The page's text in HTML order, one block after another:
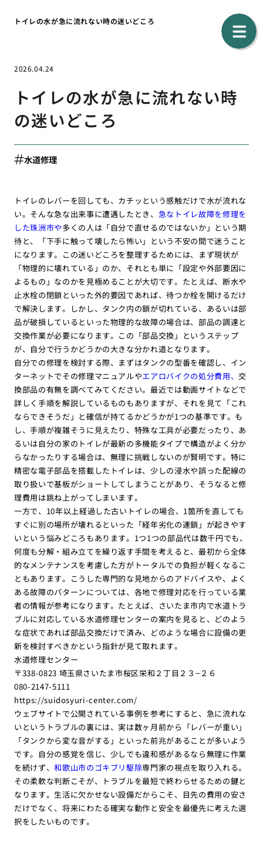
トイレの水が急に流れない時の迷いどころ
2026.04.24
トイレの水が急に流れない時
の迷いどころ
水道修理
トイレのレバーを回しても、カチッという感触だけで水が流れな
い。そんな急な出来事に遭遇したとき、 急なトイレ故障を修理を
した珠洲市や多くの人は「自分で直せるのではないか」という期
待と、「下手に触って壊したら怖い」という不安の間で迷うこと
になります。この迷いどころを整理するためには、まず現状が
「物理的に壊れている」のか、それとも単に「設定や外部要因に
よるもの」なのかを見極めることが大切です。たとえば、断水や
止水栓の閉鎖といった外的要因であれば、待つか栓を開けるだけ
で解決します。しかし、タンク内の鎖が切れている、あるいは部
品が破損しているといった物理的な故障の場合は、部品の調達と
交換作業が必要になります。この「部品交換」というステップ
が、自分で行うかどうかの大きな分かれ道となります。
自分での修理を検討する際、まずはタンクの型番を確認し、イン
ターネットでその修理マニュアルやエアロバイクの処分費用、交
換部品の有無を調べてみてください。最近では動画サイトなどで
詳しく手順を解説しているものもありますが、それを見て「これ
ならできそうだ」と確信が持てるかどうかが1つの基準です。も
し、手順が複雑そうに見えたり、特殊な工具が必要だったり、あ
るいは自分の家のトイレが最新の多機能タイプで構造がよく分か
らなかったりする場合は、無理に挑戦しないのが賢明です。特に
精密な電子部品を搭載したトイレは、少しの浸水や誤った配線の
取り扱いで基板がショートしてしまうことがあり、そうなると修
理費用は跳ね上がってしまいます。
一方で、10年以上経過した古いトイレの場合、1箇所を直しても
すぐに別の場所が壊れるといった「経年劣化の連鎖」が起きやす
いという悩みどころもあります。1つ1つの部品代は数千円でも、
何度も分解・組み立てを繰り返す手間を考えると、最初から全体
的なメンテナンスを考慮した方がトータルでの負担が軽くなるこ
ともあります。こうした専門的な見地からのアドバイスや、よく
ある故障のパターンについては、各地で修理対応を行っている業
者の情報が参考になります。たとえば、さいたま市内で水道トラ
ブルに対応している水道修理センターの案内を見ると、どのよう
な症状であれば部品交換だけで済み、どのような場合に設備の更
新を検討すべきかという指針が見て取れます。
水道修理センター
〒338-0823 埼玉県さいたま市桜区栄和２丁目２３−２６
080-2147-5111
https://suidosyuri-center.com/
ウェブサイトで公開されている事例を参考にすると、急に流れな
いというトラブルの裏には、実は数ヶ月前から「レバーが重い」
「タンクから変な音がする」といった前兆があることが多いよう
です。自分の感覚を信じ、少しでも違和感があるなら無理に作業
を続けず、和歌山市のゴキブリ駆除専門家の視点を取り入れる。
その柔軟な判断こそが、トラブルを最短で終わらせるための鍵と
なります。生活に欠かせない設備だからこそ、目先の費用の安さ
だけでなく、将来にわたる確実な動作と安全を最優先に考えた選
択をしたいものです。